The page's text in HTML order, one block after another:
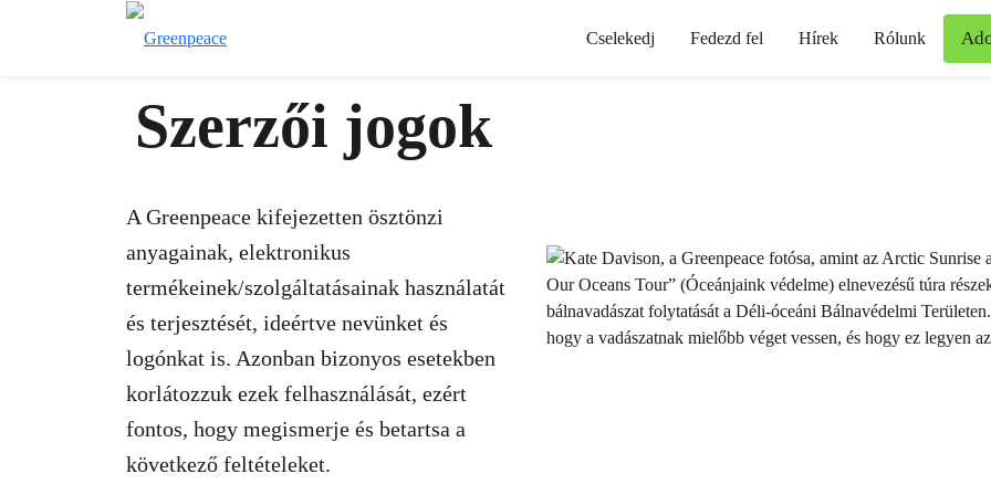
Cselekedj Fedezd fel Hírek Rólunk
Szerzői jogok
A Greenpeace kifejezetten ösztönzi
anyagainak, elektronikus
termékeinek/szolgáltatásainak használatát
és terjesztését, ideértve nevünket és
logónkat is. Azonban bizonyos esetekben
korlátozzuk ezek felhasználását, ezért
fontos, hogy megismerje és betartsa a
következő feltételeket.